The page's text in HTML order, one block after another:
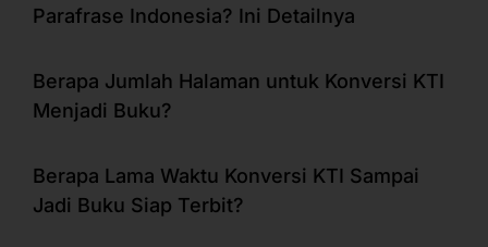
Parafrase Indonesia? Ini Detailnya
Berapa Jumlah Halaman untuk Konversi KTI
Menjadi Buku?
Berapa Lama Waktu Konversi KTI Sampai
Jadi Buku Siap Terbit?